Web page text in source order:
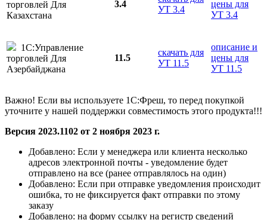
торговлей Для
Казахстана
3.4
УТ 3.4
цены для
УТ 3.4
1С:Управление
торговлей Для
Азербайджана
11.5
скачать для
УТ 11.5
описание и
цены для
УТ 11.5
Важно! Если вы используете 1С:Фреш, то перед покупкой
уточните у нашей поддержки совместимость этого продукта!!!
Версия 2023.1102 от 2 ноября 2023 г.
Добавлено: Если у менеджера или клиента несколько
адресов электронной почты - уведомление будет
отправлено на все (ранее отправлялось на один)
Добавлено: Если при отправке уведомления происходит
ошибка, то не фиксируется факт отправки по этому
заказу
Добавлено: на форму ссылку на регистр сведений